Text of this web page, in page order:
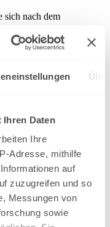
Daten
Ihre
Adresse, mithilfe
auf
zuzugreifen und so
Messungen von
sowie
sich nach dem
Cup Masters mit
getragen, unterstützt
hochgezogen haben.
zu dürfen. Gleichzeitig
unserem
und Helfern danken,
auch Andrea Kalbe
Arbeit und die Kinder
wäre ein solches
Masters-
emotional stark und